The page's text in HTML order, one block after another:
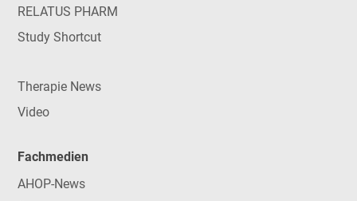
RELATUS PHARM
Study Shortcut
Therapie News
Video
Fachmedien
AHOP-News